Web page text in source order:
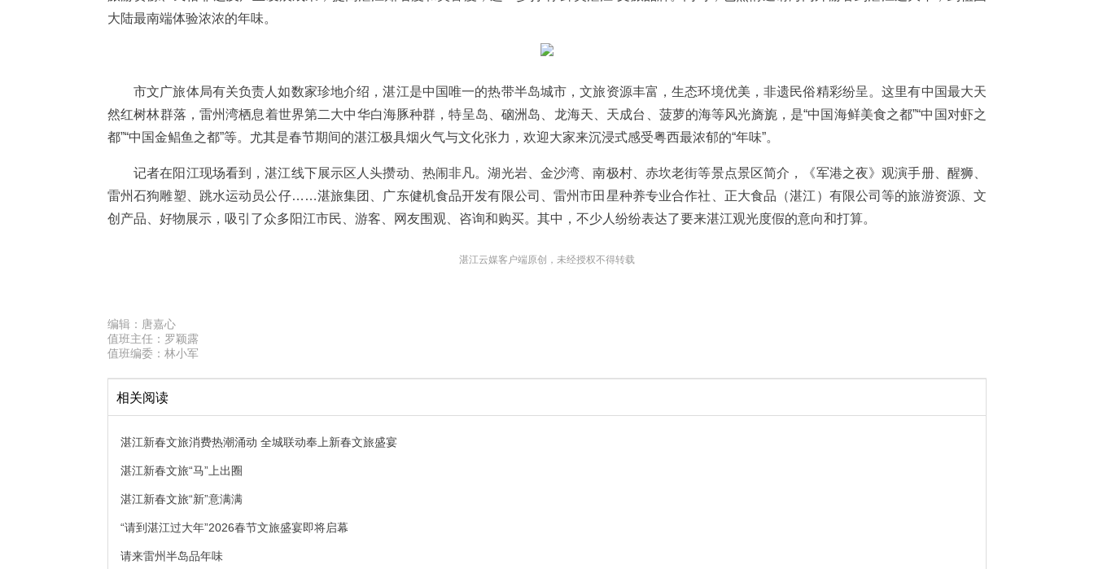
大陆最南端体验浓浓的年味。
市文广旅体局有关负责人如数家珍地介绍，湛江是中国唯一的热带半岛城市，文旅资源丰富，生态环境优美，非遗民俗精彩纷呈。这里有中国最大天
然红树林群落，雷州湾栖息着世界第二大中华白海豚种群，特呈岛、硇洲岛、龙海天、天成台、菠萝的海等风光旖旎，是“中国海鲜美食之都”“中国对虾之
都”“中国金鲳鱼之都”等。尤其是春节期间的湛江极具烟火气与文化张力，欢迎大家来沉浸式感受粤西最浓郁的“年味”。
记者在阳江现场看到，湛江线下展示区人头攒动、热闹非凡。湖光岩、金沙湾、南极村、赤坎老街等景点景区简介，《军港之夜》观演手册、醒狮、
雷州石狗雕塑、跳水运动员公仔……湛旅集团、广东健机食品开发有限公司、雷州市田星种养专业合作社、正大食品（湛江）有限公司等的旅游资源、文
创产品、好物展示，吸引了众多阳江市民、游客、网友围观、咨询和购买。其中，不少人纷纷表达了要来湛江观光度假的意向和打算。
湛江云媒客户端原创，未经授权不得转载
编辑： 唐嘉心
值班主任： 罗颖露
值班编委： 林小军
相关阅读
湛江新春文旅消费热潮涌动 全城联动奉上新春文旅盛宴
湛江新春文旅“马”上出圈
湛江新春文旅“新”意满满
“请到湛江过大年”2026春节文旅盛宴即将启幕
请来雷州半岛品年味